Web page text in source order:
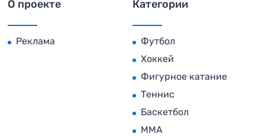
О проекте
Реклама
Категории
Футбол
Хоккей
Фигурное катание
Теннис
Баскетбол
MMA